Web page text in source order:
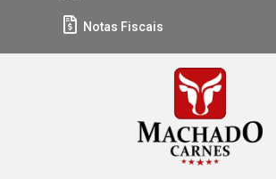
Notas Fiscais